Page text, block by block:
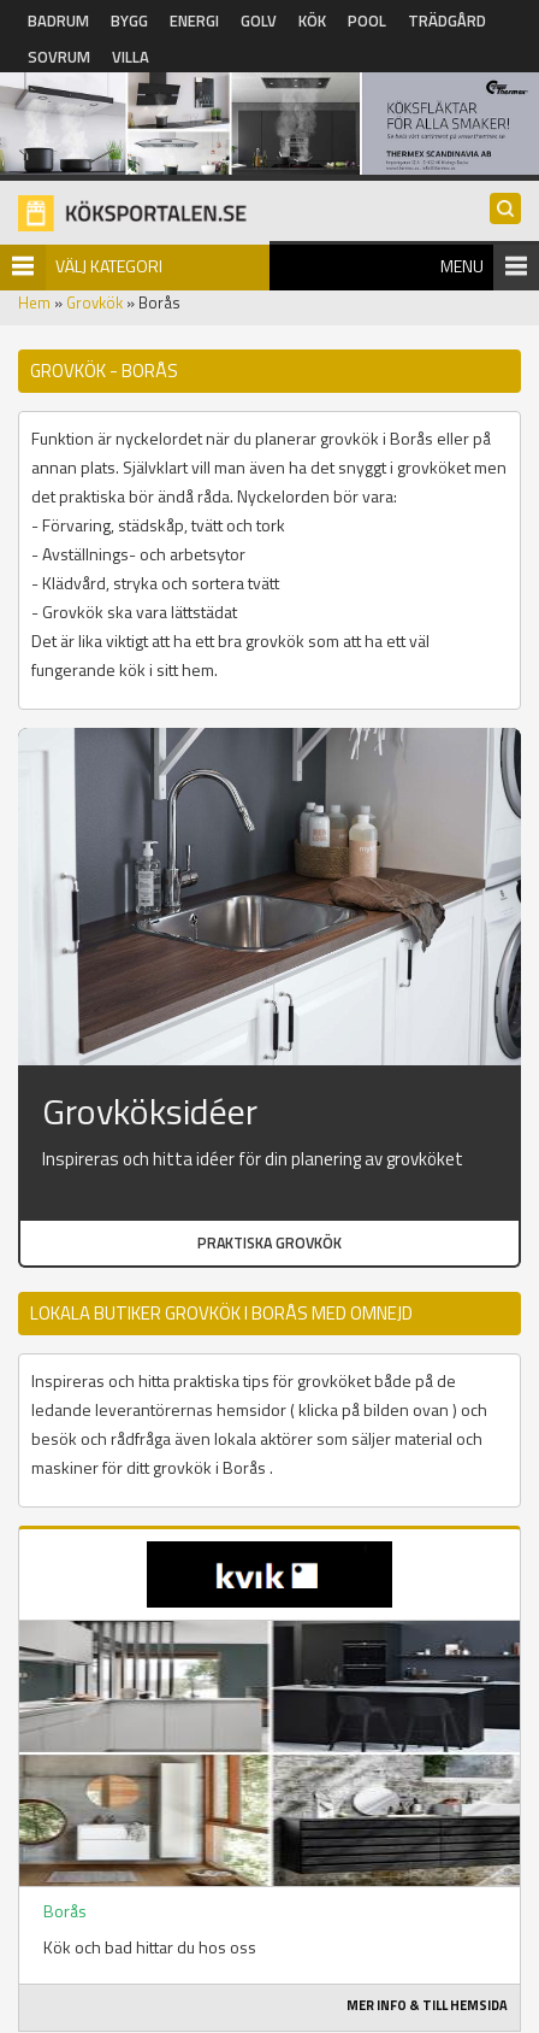
Hoppa till huvudinnehåll
BADRUM BYGG ENERGI GOLV KÖK POOL
TRÄDGÅRD
SOVRUM
VILLA
VÄLJ KATEGORI MENU
Hem » Grovkök » Borås
GROVKÖK - BORÅS
Funktion är nyckelordet när du planerar grovkök i Borås eller på
annan plats. Självklart vill man även ha det snyggt i grovköket men
det praktiska bör ändå råda. Nyckelorden bör vara:
- Förvaring, städskåp, tvätt och tork
- Avställnings- och arbetsytor
- Klädvård, stryka och sortera tvätt
- Grovkök ska vara lättstädat
Det är lika viktigt att ha ett bra grovkök som att ha ett väl
fungerande kök i sitt hem.
Grovköksidéer
Inspireras och hitta idéer för din planering av grovköket
PRAKTISKA GROVKÖK
LOKALA BUTIKER GROVKÖK I BORÅS MED OMNEJD
Inspireras och hitta praktiska tips för grovköket både på de
ledande leverantörernas hemsidor ( klicka på bilden ovan ) och
besök och rådfråga även lokala aktörer som säljer material och
maskiner för ditt grovkök i Borås .
Borås
Kök och bad hittar du hos oss
MER INFO & TILL HEMSIDA